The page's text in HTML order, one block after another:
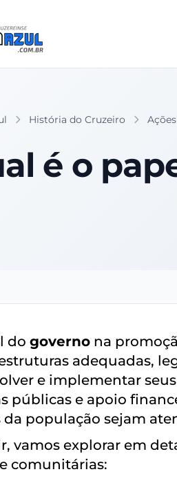
História do Cruzeiro
é o
do governo na
adequadas,
e implementar
públicas e apoio
da população sejam
vamos explorar em
comunitárias: